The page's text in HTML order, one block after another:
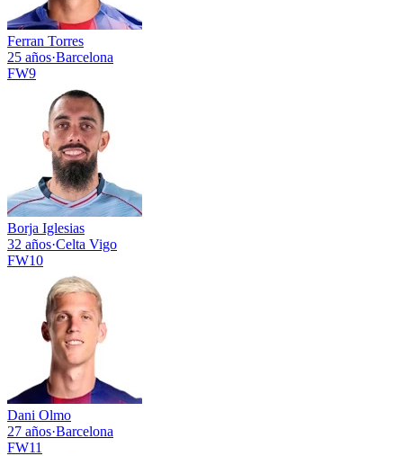
Ferran Torres
25 años·Barcelona
FW9
Borja Iglesias
32 años·Celta Vigo
FW10
Dani Olmo
27 años·Barcelona
FW11